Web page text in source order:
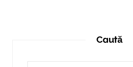
Caută